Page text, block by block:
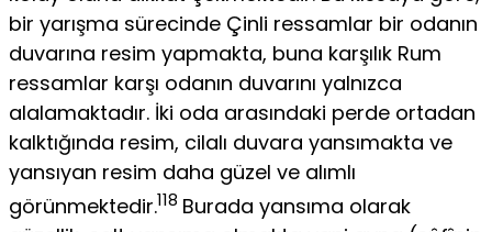
bir ya­rışma sürecinde Çinli ressamlar bir odanın
duvarına resim yapmakta, buna karşılık Rum
ressamlar karşı odanın duvarını yalnızca
alalamak­tadır. İki oda arasındaki perde ortadan
kalktığında resim, cilalı duva­ra yansımakta ve
yansıyan resim daha güzel ve alımlı
görünmektedir.118 Burada yansıma olarak